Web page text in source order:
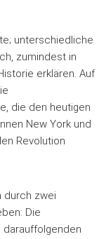
unterschiedliche
zumindest in
erklären. Auf
die den heutigen
New York und
Revolution
durch zwei
Die
darauffolgenden